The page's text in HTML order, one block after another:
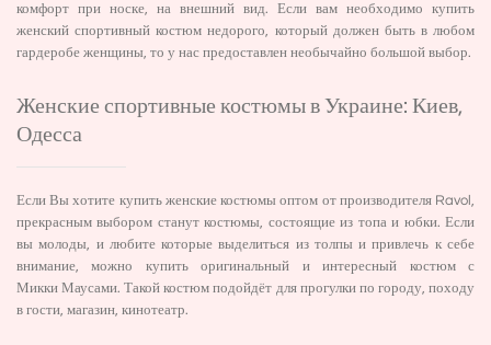
комфорт при носке, на внешний вид. Если вам необходимо купить
женский спортивный костюм недорого, который должен быть в любом
гардеробе женщины, то у нас предоставлен необычайно большой выбор.
Женские спортивные костюмы в Украине: Киев,
Одесса
Если Вы хотите купить женские костюмы оптом от производителя Ravol,
прекрасным выбором станут костюмы, состоящие из топа и юбки. Если
вы молоды, и любите которые выделиться из толпы и привлечь к себе
внимание, можно купить оригинальный и интересный костюм с
Микки Маусами. Такой костюм подойдёт для прогулки по городу, походу
в гости, магазин, кинотеатр.